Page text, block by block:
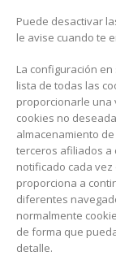
Puede desactivar
le avise cuando te
La configuración
lista de todas las
proporcionarle una
cookies no
almacenamiento
terceros afiliados a
notificado cada
proporciona a
diferentes
normalmente
de forma que
detalle.